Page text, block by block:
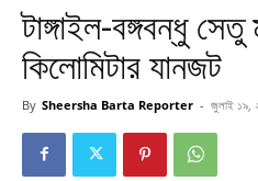
টাঙ্গাইল-বঙ্গবন্ধু
কিলোমিটার যানজট
By Sheersha Barta Reporter - জুলাই ১৯,